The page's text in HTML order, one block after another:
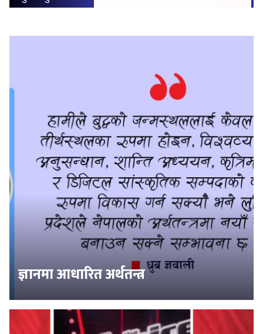
ज्ञानमा आधारित अर्थतन्त्र